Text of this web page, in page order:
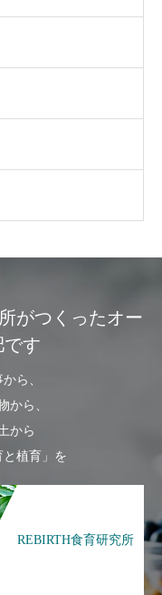
がつくったオー
です
ら、
から、
から
植育」を
REBIRTH食育研究所